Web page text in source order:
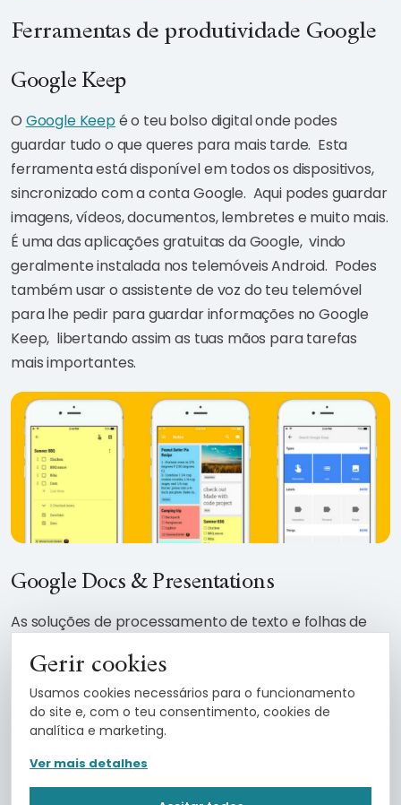
Ferramentas de produtividade Google
Google Keep
O Google Keepé o teu bolso digital onde podes
guardar tudo o que queres para mais tarde. Esta
ferramenta está disponível em todos os dispositivos,
sincronizado com a conta Google. Aqui podes guardar
imagens, vídeos, documentos, lembretes e muito mais.
É uma das aplicações gratuitas da Google, vindo
geralmente instalada nos telemóveis Android. Podes
também usar o assistente de voz do teu telemóvel
para lhe pedir para guardar informações no Google
Keep, libertando assim as tuas mãos para tarefas
mais importantes.
Google Docs & Presentations
As soluções de processamento de texto e folhas de
criar documentos partilháveis e com qualidade. Com
ferramentas evoluídas, como ditar texto, fórmulas
automáticas, suplementos, entre outras, estão à
altura de qualquer outro editor, sendo até superiores
em muitas funções.
Gerir cookies
Usamos cookies necessários para o funcionamento
do site e, com o teu consentimento, cookies de
analítica e marketing.
Ver mais detalhes